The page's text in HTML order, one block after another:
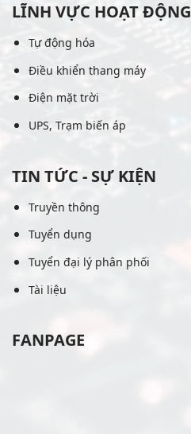
LĨNH VỰC HOẠT ĐỘNG
Tự động hóa
Điều khiển thang máy
Điện mặt trời
UPS, Trạm biến áp
TIN TỨC - SỰ KIỆN
Truyền thông
Tuyển dụng
Tuyển đại lý phân phối
Tài liệu
FANPAGE